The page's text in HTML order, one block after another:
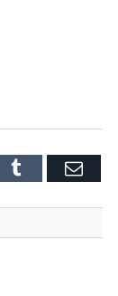
Tumblr Email